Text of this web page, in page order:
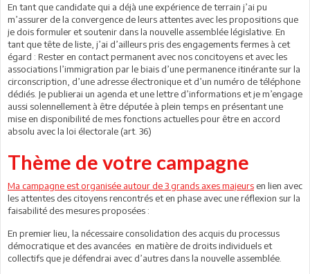
En tant que candidate qui a déjà une expérience de terrain j’ai pu
m’assurer de la convergence de leurs attentes avec les propositions que
je dois formuler et soutenir dans la nouvelle assemblée législative. En
tant que tête de liste, j’ai d’ailleurs pris des engagements fermes à cet
égard : Rester en contact permanent avec nos concitoyens et avec les
associations l’immigration par le biais d’une permanence itinérante sur la
circonscription, d’une adresse électronique et d’un numéro de téléphone
dédiés. Je publierai un agenda et une lettre d’informations et je m’engage
aussi solennellement à être députée à plein temps en présentant une
mise en disponibilité de mes fonctions actuelles pour être en accord
absolu avec la loi électorale (art. 36)
Thème de votre campagne
Ma campagne est organisée autour de 3 grands axes majeurs en lien avec
les attentes des citoyens rencontrés et en phase avec une réflexion sur la
faisabilité des mesures proposées :
En premier lieu, la nécessaire consolidation des acquis du processus
démocratique et des avancées en matière de droits individuels et
collectifs que je défendrai avec d’autres dans la nouvelle assemblée.